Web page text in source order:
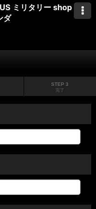
ミリタリー shop
ダ
STEP 3
完了